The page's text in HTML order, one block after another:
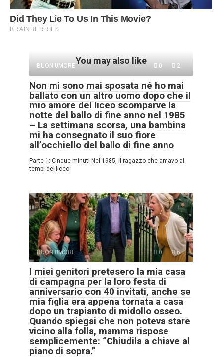
You may also like
BUON UMORE 0 2
Non mi sono mai sposata né ho mai
ballato con un altro uomo dopo che il
mio amore del liceo scomparve la
notte del ballo di fine anno nel 1985
– La settimana scorsa, una bambina
mi ha consegnato il suo fiore
all’occhiello del ballo di fine anno
Parte 1: Cinque minuti Nel 1985, il ragazzo che amavo ai
tempi del liceo
BUON UMORE 0 6
I miei genitori pretesero la mia casa
di campagna per la loro festa di
anniversario con 40 invitati, anche se
mia figlia era appena tornata a casa
dopo un trapianto di midollo osseo.
Quando spiegai che non poteva stare
vicino alla folla, mamma rispose
semplicemente: “Chiudila a chiave al
piano di sopra.”